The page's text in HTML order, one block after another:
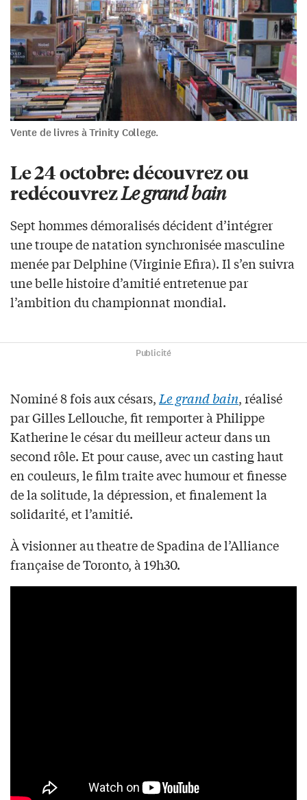
Vente de livres à Trinity College.
Le 24 octobre: découvrez ou
redécouvrezLe grand bain
Sept hommes démoralisés décident d’intégrer
une troupe de natation synchronisée masculine
menée par Delphine (Virginie Efira). Il s’en suivra
une belle histoire d’amitié entretenue par
l’ambition du championnat mondial.
Publicité
Nominé 8 fois aux césars,Le grand bain, réalisé
par Gilles Lellouche, fit remporter à Philippe
Katherine le césar du meilleur acteur dans un
second rôle. Et pour cause, avec un casting haut
en couleurs, le film traite avec humour et finesse
de la solitude, la dépression, et finalement la
solidarité, et l’amitié.
À visionner au theatre de Spadina de l’Alliance
française de Toronto, à 19h30.